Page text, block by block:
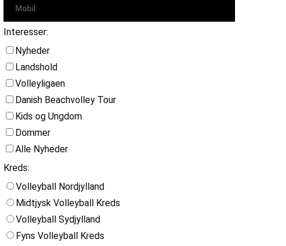
Interesser:
Nyheder
Landshold
Volleyligaen
Danish Beachvolley Tour
Kids og Ungdom
Dommer
Alle Nyheder
Kreds:
Volleyball Nordjylland
Midtjysk Volleyball Kreds
Volleyball Sydjylland
Fyns Volleyball Kreds